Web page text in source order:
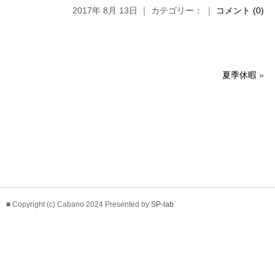
2017年 8月 13日 ｜ カテゴリー： ｜ コメント (0)
夏季休暇 »
■ Copyright (c) Cabano 2024 Presented by SP-lab